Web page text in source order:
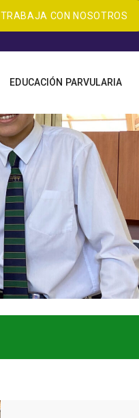
TRABAJA CON NOSOTROS
EDUCACIÓN PARVULARIA